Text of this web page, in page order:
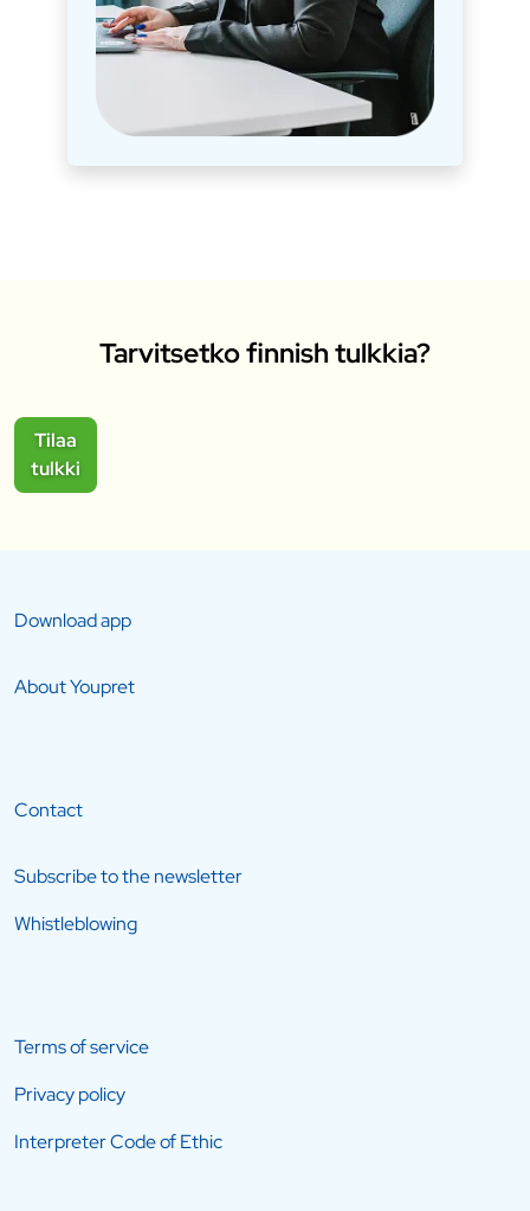
Tarvitsetko finnish tulkkia?
Tilaa
tulkki
Download app
About Youpret
Contact
Subscribe to the newsletter
Whistleblowing
Terms of service
Privacy policy
Interpreter Code of Ethic